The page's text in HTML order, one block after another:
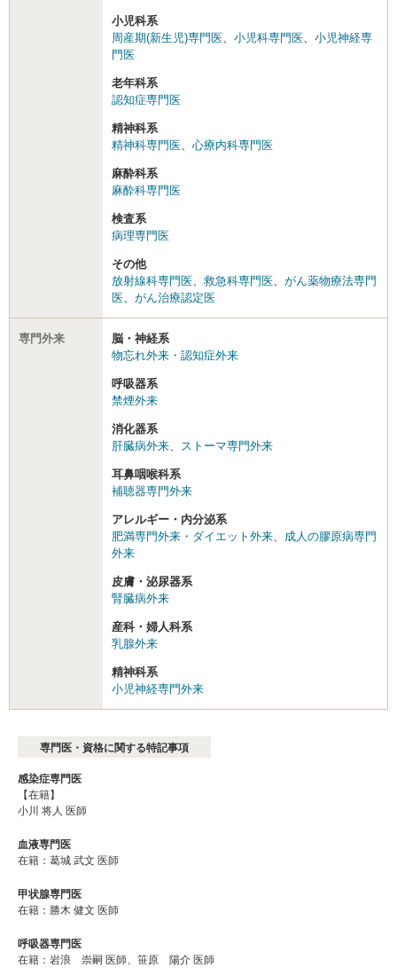
小児科系
周産期(新生児)専門医
小児科専門医
小児神経専
門医
老年科系
認知症専門医
精神科系
精神科専門医
心療内科専門医
麻酔科系
麻酔科専門医
検査系
病理専門医
その他
放射線科専門医
救急科専門医
がん薬物療法専門
医
がん治療認定医
専門外来
脳・神経系
物忘れ外来・認知症外来
呼吸器系
禁煙外来
消化器系
肝臓病外来
ストーマ専門外来
耳鼻咽喉科系
補聴器専門外来
アレルギー・内分泌系
肥満専門外来・ダイエット外来
成人の膠原病専門
外来
皮膚・泌尿器系
腎臓病外来
産科・婦人科系
乳腺外来
精神科系
小児神経専門外来
専門医・資格に関する特記事項
感染症専門医
【在籍】
小川 将人 医師
血液専門医
在籍：葛城 武文 医師
甲状腺専門医
在籍：勝木 健文 医師
呼吸器専門医
在籍：岩浪 崇嗣 医師、笹原 陽介 医師